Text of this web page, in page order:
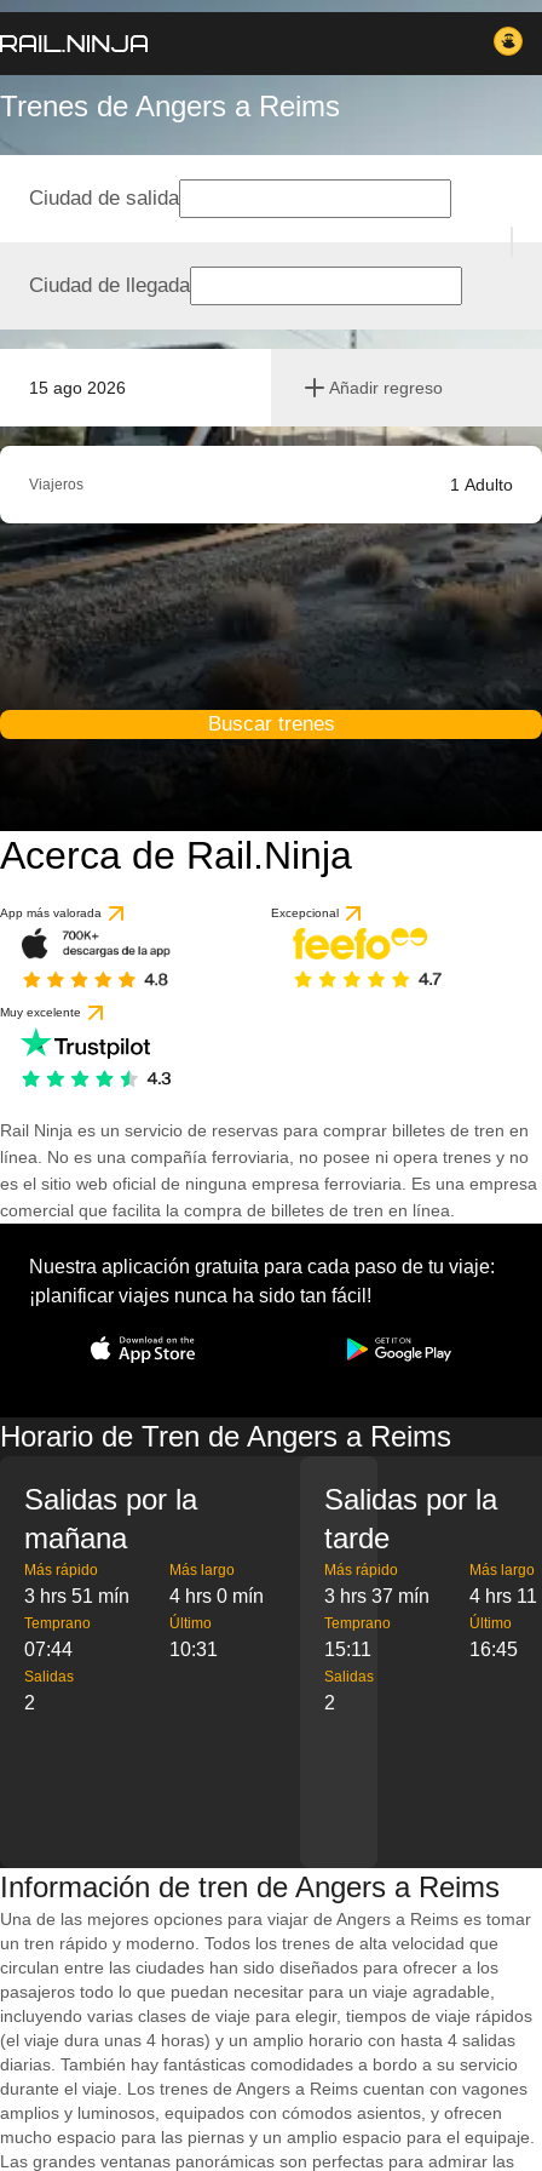
Trenes de Angers a Reims
15 ago 2026 Añadir regreso
Ciudad de salida
Ciudad de llegada
Viajeros 1 Adulto
Buscar trenes
Acerca de Rail.Ninja
App más valorada Excepcional
Muy excelente
Rail Ninja es un servicio de reservas para comprar billetes de tren en
línea. No es una compañía ferroviaria, no posee ni opera trenes y no
es el sitio web oficial de ninguna empresa ferroviaria. Es una empresa
comercial que facilita la compra de billetes de tren en línea.
Nuestra aplicación gratuita para cada paso de tu viaje:
¡planificar viajes nunca ha sido tan fácil!
Horario de Tren de Angers a Reims
Salidas por la
mañana
Más rápido
3 hrs 51 mín
Más largo
4 hrs 0 mín
Temprano
07:44
Último
10:31
Salidas
2
Salidas por la
tarde
Más rápido
3 hrs 37 mín
Más largo
4 hrs 11
Temprano
15:11
Último
16:45
Salidas
2
Información de tren de Angers a Reims
Una de las mejores opciones para viajar de Angers a Reims es tomar
un tren rápido y moderno. Todos los trenes de alta velocidad que
circulan entre las ciudades han sido diseñados para ofrecer a los
pasajeros todo lo que puedan necesitar para un viaje agradable,
incluyendo varias clases de viaje para elegir, tiempos de viaje rápidos
(el viaje dura unas 4 horas) y un amplio horario con hasta 4 salidas
diarias. También hay fantásticas comodidades a bordo a su servicio
durante el viaje. Los trenes de Angers a Reims cuentan con vagones
amplios y luminosos, equipados con cómodos asientos, y ofrecen
mucho espacio para las piernas y un amplio espacio para el equipaje.
Las grandes ventanas panorámicas son perfectas para admirar las